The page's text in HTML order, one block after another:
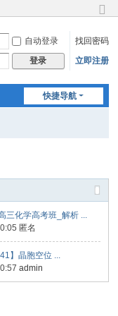
换
到
窄
自动登录
找回密码
登录 立即注册
快捷导航
三化学高考班_解析 ...
匿名
】晶胞空位 ...
admin